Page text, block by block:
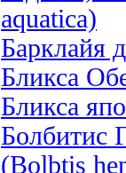
aquatica)
Барклайя
Бликса
Бликса
Болбитис
(Bolbtis